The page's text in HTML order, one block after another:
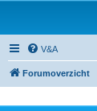
V&A
Forumoverzicht